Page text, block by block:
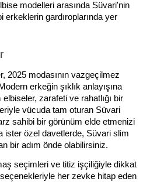
modelleri arasında Süvari'nin
gardıroplarında yer
2025 modasının vazgeçilmez
erkeğin şıklık anlayışına
zarafeti ve rahatlığı bir
vücuda tam oturan Süvari
sahibi bir görünüm elde etmenizi
ister özel davetlerde, Süvari slim
bir adım önde olabilirsiniz.
seçimleri ve titiz işçiliğiyle dikkat
her zevke hitap eden